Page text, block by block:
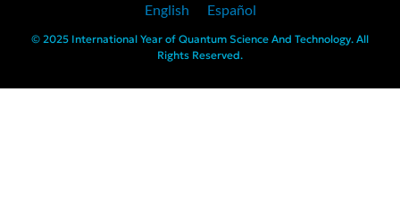
English Español
© 2025 International Year of Quantum Science And Technology. All
Rights Reserved.